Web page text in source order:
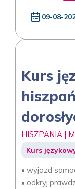
09-08-
Kurs
HISZPANIA |
Kurs
• wyjazd
• odkryj